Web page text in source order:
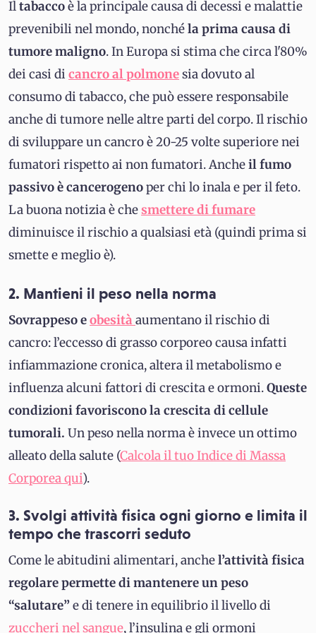
Iltabaccoè la principale causa di decessi e malattie
prevenibili nel mondo, nonchéla prima causa di
tumore maligno. In Europa si stima che circa l'80%
dei casi di cancro al polmonesia dovuto al
consumo di tabacco, che può essere responsabile
anche di tumore nelle altre parti del corpo. Il rischio
di sviluppare un cancro è 20-25 volte superiore nei
fumatori rispetto ai non fumatori. Ancheil fumo
passivo è cancerogenoper chi lo inala e per il feto.
La buona notizia è chesmettere di fumare
diminuisce il rischio a qualsiasi età (quindi prima si
smette e meglio è).
2. Mantieni il peso nella norma
Sovrappeso eobesità aumentano il rischio di
cancro: l’eccesso di grasso corporeo causa infatti
infiammazione cronica, altera il metabolismo e
influenza alcuni fattori di crescita e ormoni.Queste
condizioni favoriscono la crescita di cellule
tumorali. Un peso nella norma è invece un ottimo
alleato della salute (Calcola il tuo Indice di Massa
Corporea qui).
3. Svolgi attività fisica ogni giorno e limita il
tempo che trascorri seduto
Come le abitudini alimentari, anchel’attività fisica
regolare permette di mantenere un peso
“salutare”e di tenere in equilibrio il livello di
zuccheri nel sangue, l’insulina e gli ormoni